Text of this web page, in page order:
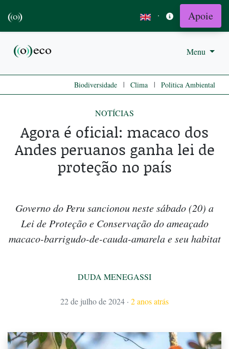
· Apoie
Menu
Biodiversidade | Clima | Politica Ambiental
NOTÍCIAS
Agora é oficial: macaco dos
Andes peruanos ganha lei de
proteção no país
Governo do Peru sancionou neste sábado (20) a
Lei de Proteção e Conservação do ameaçado
macaco-barrigudo-de-cauda-amarela e seu habitat
DUDA MENEGASSI
22 de julho de 2024 · 2 anos atrás